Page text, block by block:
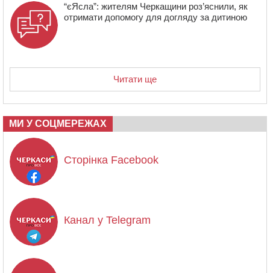
“єЯсла”: жителям Черкащини роз’яснили, як
отримати допомогу для догляду за дитиною
Читати ще
МИ У СОЦМЕРЕЖАХ
Сторінка Facebook
Канал у Telegram